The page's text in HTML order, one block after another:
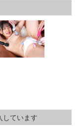
しています